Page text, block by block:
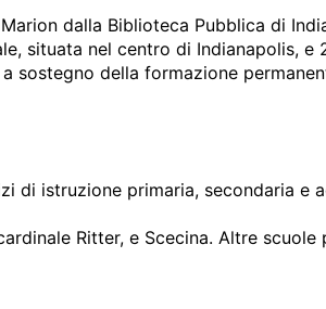
dalla Biblioteca Pubblica di
situata nel centro di Indianapolis,
sostegno della formazione
istruzione primaria, secondaria e
Ritter, e Scecina. Altre